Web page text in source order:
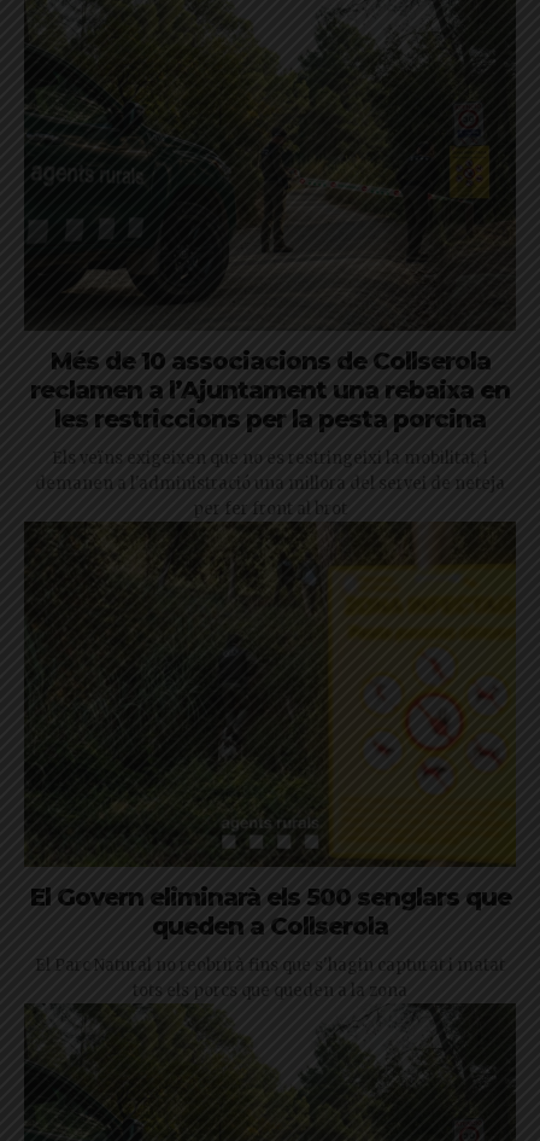
Més de 10 associacions de Collserola
reclamen a l’Ajuntament una rebaixa en
les restriccions per la pesta porcina
Els veïns exigeixen que no es restringeixi la mobilitat, i
demanen a l'administració una millora del servei de neteja
per fer front al brot
El Govern eliminarà els 500 senglars que
queden a Collserola
El Parc Natural no reobrirà fins que s'hagin capturat i matat
tots els porcs que queden a la zona